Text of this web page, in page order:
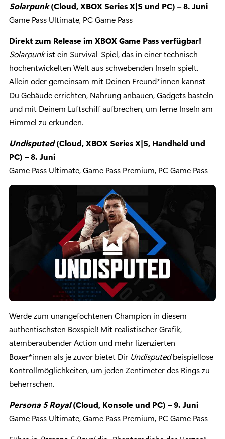
Solarpunk(Cloud, XBOX Series X|S und PC) – 8. Juni
Game Pass Ultimate, PC Game Pass
Direkt zum Release im XBOX Game Pass verfügbar!
Solarpunkist ein Survival-Spiel, das in einer technisch
hochentwickelten Welt aus schwebenden Inseln spielt.
Allein oder gemeinsam mit Deinen Freund*innen kannst
Du Gebäude errichten, Nahrung anbauen, Gadgets basteln
und mit Deinem Luftschiff aufbrechen, um ferne Inseln am
Himmel zu erkunden.
Undisputed(Cloud, XBOX Series X|S, Handheld und
PC) – 8. Juni
Game Pass Ultimate, Game Pass Premium, PC Game Pass
Werde zum unangefochtenen Champion in diesem
authentischsten Boxspiel! Mit realistischer Grafik,
atemberaubender Action und mehr lizenzierten
Boxer*innen als je zuvor bietet Dir Undisputedbeispiellose
Kontrollmöglichkeiten, um jeden Zentimeter des Rings zu
beherrschen.
Persona 5 Royal(Cloud, Konsole und PC) – 9. Juni
Game Pass Ultimate, Game Pass Premium, PC Game Pass